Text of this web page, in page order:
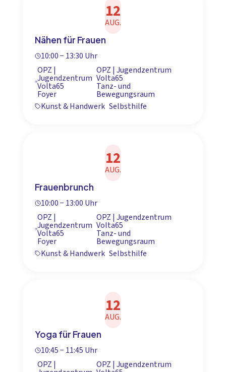
12
AUG.
Nähen für Frauen
10:00 − 13:30 Uhr
OPZ |
Jugendzentrum
Volta65
Foyer
OPZ | Jugendzentrum
Volta65
Tanz- und
Bewegungsraum
Kunst & Handwerk Selbsthilfe
12
AUG.
Frauenbrunch
10:00 − 13:00 Uhr
OPZ |
Jugendzentrum
Volta65
Foyer
OPZ | Jugendzentrum
Volta65
Tanz- und
Bewegungsraum
Kunst & Handwerk Selbsthilfe
12
AUG.
Yoga für Frauen
10:45 − 11:45 Uhr
OPZ |
OPZ | Jugendzentrum